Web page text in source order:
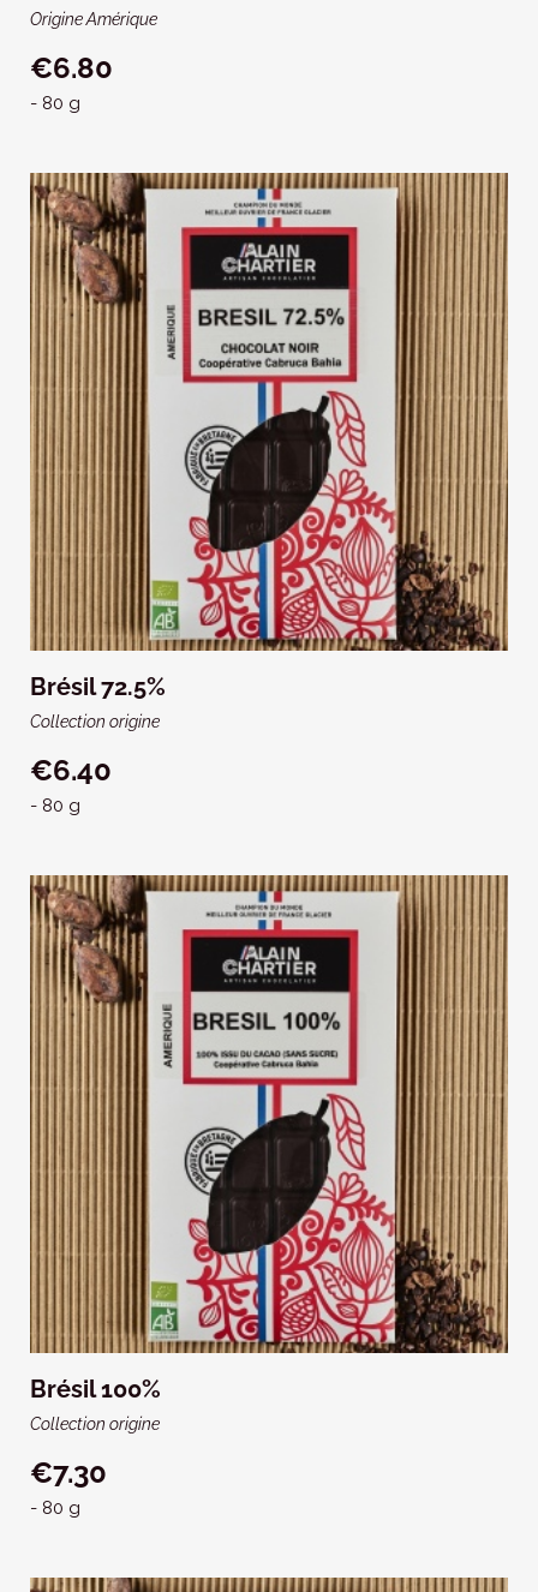
Origine Amérique
€6.80
- 80 g
Brésil 72.5%
Collection origine
€6.40
- 80 g
Brésil 100%
Collection origine
€7.30
- 80 g